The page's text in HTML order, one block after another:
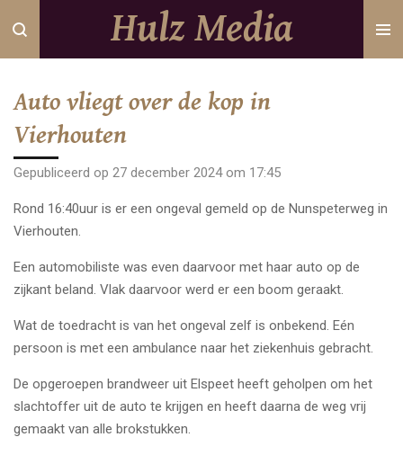
Ga
direct
hoofdinhoud
Hulz Media
Auto vliegt over de kop in
Vierhouten
Gepubliceerd op 27 december 2024 om 17:45
Rond 16:40uur is er een ongeval gemeld op de Nunspeterweg in
Vierhouten.
Een automobiliste was even daarvoor met haar auto op de
zijkant beland. Vlak daarvoor werd er een boom geraakt.
Wat de toedracht is van het ongeval zelf is onbekend. Eén
persoon is met een ambulance naar het ziekenhuis gebracht.
De opgeroepen brandweer uit Elspeet heeft geholpen om het
slachtoffer uit de auto te krijgen en heeft daarna de weg vrij
gemaakt van alle brokstukken.